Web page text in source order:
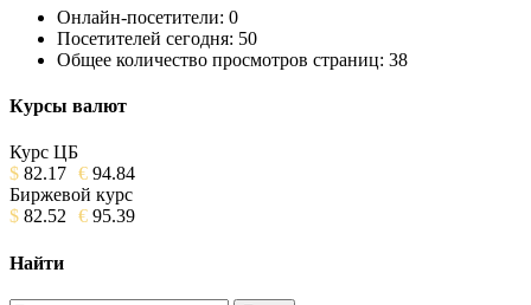
Онлайн-посетители: 0
Посетителей сегодня: 50
Общее количество просмотров страниц: 38
Курсы валют
Курс ЦБ
$ 82.17 € 94.84
Биржевой курс
$ 82.52 € 95.39
Найти